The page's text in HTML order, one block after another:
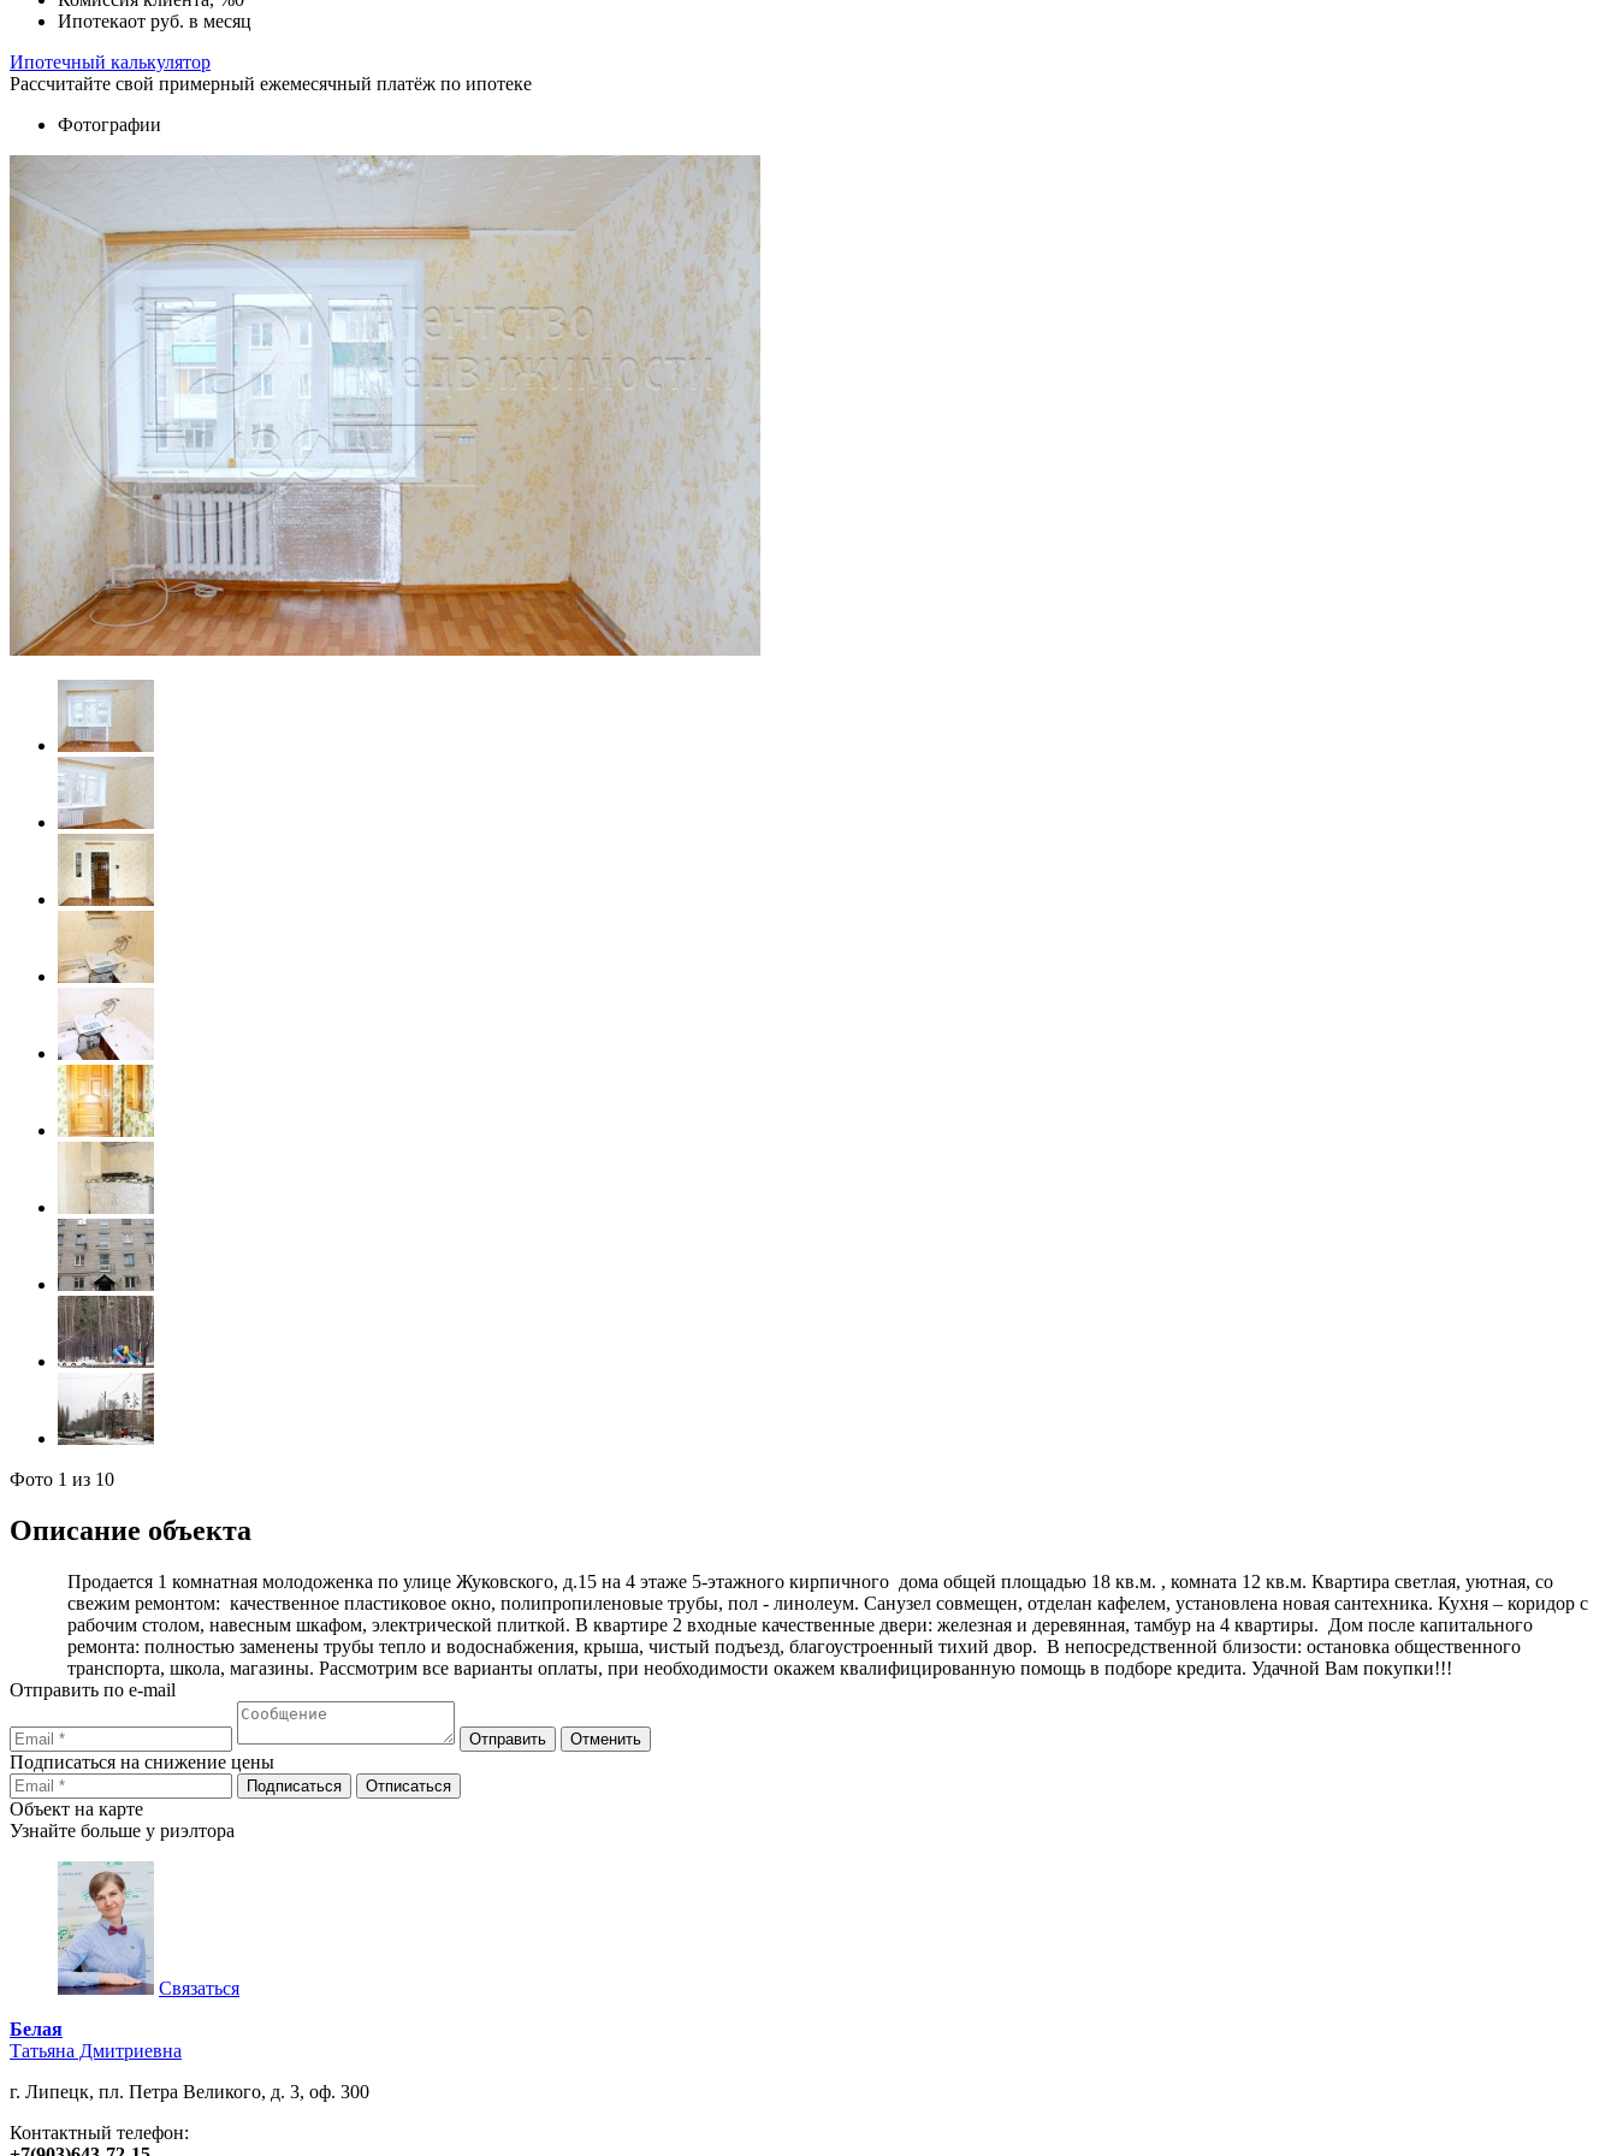
Ипотекаот руб. в месяц
Ипотечный калькулятор
Рассчитайте свой примерный ежемесячный платёж по ипотеке
Фотографии
Фото 1 из 10
Описание объекта
Продается 1 комнатная молодоженка по улице Жуковского, д.15 на 4 этаже 5-этажного кирпичного дома общей площадью 18 кв.м. , комната 12 кв.м. Квартира светлая, уютная, со
свежим ремонтом: качественное пластиковое окно, полипропиленовые трубы, пол - линолеум. Санузел совмещен, отделан кафелем, установлена новая сантехника. Кухня – коридор с
рабочим столом, навесным шкафом, электрической плиткой. В квартире 2 входные качественные двери: железная и деревянная, тамбур на 4 квартиры. Дом после капитального
ремонта: полностью заменены трубы тепло и водоснабжения, крыша, чистый подъезд, благоустроенный тихий двор. В непосредственной близости: остановка общественного
транспорта, школа, магазины. Рассмотрим все варианты оплаты, при необходимости окажем квалифицированную помощь в подборе кредита. Удачной Вам покупки!!!
Отправить по e-mail
Подписаться на снижение цены
Объект на карте
Узнайте больше у риэлтора
Связаться
Белая
Татьяна Дмитриевна
г. Липецк, пл. Петра Великого, д. 3, оф. 300
Контактный телефон: